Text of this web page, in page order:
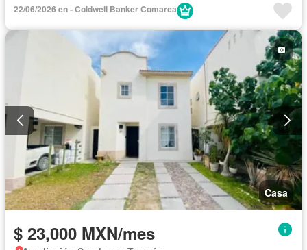
22/06/2026 en - Coldwell Banker Comarca
Casa
$ 23,000 MXN/mes